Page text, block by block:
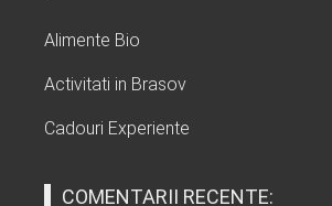
Alimente Bio
Activitati in Brasov
Cadouri Experiente
COMENTARII RECENTE: